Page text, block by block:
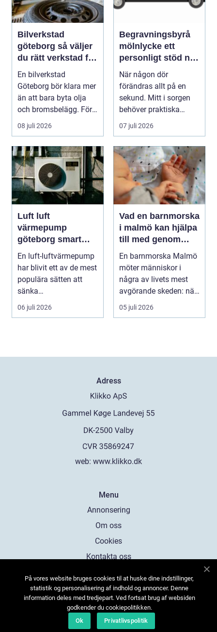
Bilverkstad
göteborg så väljer
du rätt verkstad för
din bil
En bilverkstad
Göteborg bör klara mer
än att bara byta olja
och bromsbelägg. För
många bilägare i oc...
08 juli 2026
Begravningsbyrå
mölnlycke ett
personligt stöd när
någon gått bort
När någon dör
förändras allt på en
sekund. Mitt i sorgen
behöver praktiska
frågor få svar: var ska
b...
07 juli 2026
Luft luft
värmepump
göteborg smart
värme för
kustklimat
En luft-luftvärmepump
har blivit ett av de mest
populära sätten att
sänka
uppvärmningskostnad
er och ...
06 juli 2026
Vad en barnmorska
i malmö kan hjälpa
till med genom
livets olika faser
En barnmorska Malmö
möter människor i
några av livets mest
avgörande skeden: när
en graviditet plane...
05 juli 2026
Adress
web: www.klikko.dk
Menu
Annonsering
Om oss
Cookies
Kontakta oss
På vores website bruges cookies til at huske dine indstillinger,
statistik og personalisering af indhold og annoncer. Denne
information deles med tredjepart. Ved fortsat brug af websiden
godkender du cookiepolitikken.
Ok
Privatlivspolitik